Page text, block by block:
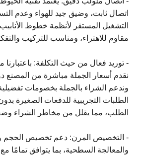
اتصال ثابت، وضيق جيد للهواء وعدم
التشغيل المستقر لأنظمة خطوط
مقاوم للاهتراء، ومناسب للتركيب
- توريد فعال من حيث التكلفة: باعتبارنا
نقدم أسعار الجملة مباشرة من المصنع
وندعم الشراء بالجملة بخصومات
الطلبات التجريبية للدفعات الصغيرة
الطلب، مما يقلل من مخاطر الشراء
- التخصيص المرن: دعم تخصيص الحجم
والمعالجة السطحية، بما يتوافق تمامًا